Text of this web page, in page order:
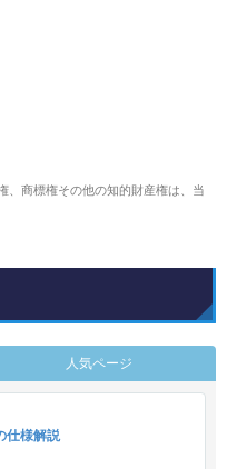
商標権その他の知的財産権は、当
人気ページ
仕様解説